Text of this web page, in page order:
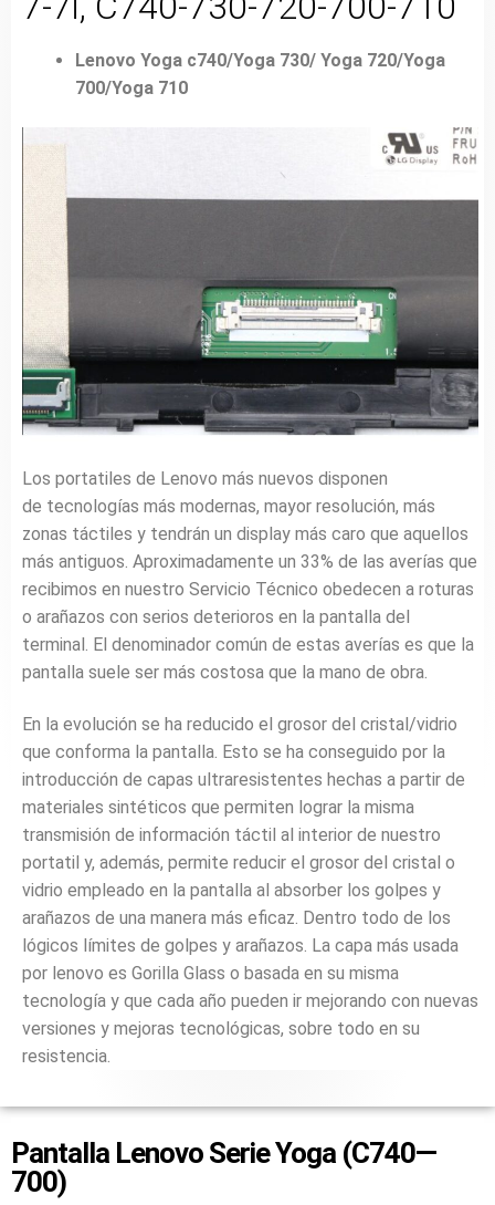
Lenovo Yoga c740/Yoga 730/ Yoga 720/Yoga
700/Yoga 710
Los portatiles de Lenovo más nuevos disponen
de tecnologías más modernas, mayor resolución, más
zonas táctiles y tendrán un display más caro que aquellos
más antiguos. Aproximadamente un 33% de las averías que
recibimos en nuestro Servicio Técnico obedecen a roturas
o arañazos con serios deterioros en la pantalla del
terminal. El denominador común de estas averías es que la
pantalla suele ser más costosa que la mano de obra.
En la evolución se ha reducido el grosor del cristal/vidrio
que conforma la pantalla. Esto se ha conseguido por la
introducción de capas ultraresistentes hechas a partir de
materiales sintéticos que permiten lograr la misma
transmisión de información táctil al interior de nuestro
portatil y, además, permite reducir el grosor del cristal o
vidrio empleado en la pantalla al absorber los golpes y
arañazos de una manera más eficaz. Dentro todo de los
lógicos límites de golpes y arañazos. La capa más usada
por lenovo es Gorilla Glass o basada en su misma
tecnología y que cada año pueden ir mejorando con nuevas
versiones y mejoras tecnológicas, sobre todo en su
resistencia.
Pantalla Lenovo Serie Yoga (C740—
700)